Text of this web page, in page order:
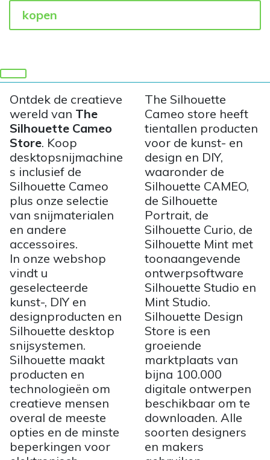
kopen
Ontdek de creatieve
wereld van The
Silhouette Cameo
Store. Koop
desktopsnijmachine
s inclusief de
Silhouette Cameo
plus onze selectie
van snijmaterialen
en andere
accessoires.
In onze webshop
vindt u
geselecteerde
kunst-, DIY en
designproducten en
Silhouette desktop
snijsystemen.
Silhouette maakt
producten en
technologieën om
creatieve mensen
overal de meeste
opties en de minste
beperkingen voor
The Silhouette
Cameo store heeft
tientallen producten
voor de kunst- en
design en DIY,
waaronder de
Silhouette CAMEO,
de Silhouette
Portrait, de
Silhouette Curio, de
Silhouette Mint met
toonaangevende
ontwerpsoftware
Silhouette Studio en
Mint Studio.
Silhouette Design
Store is een
groeiende
marktplaats van
bijna 100.000
digitale ontwerpen
beschikbaar om te
downloaden. Alle
soorten designers
en makers